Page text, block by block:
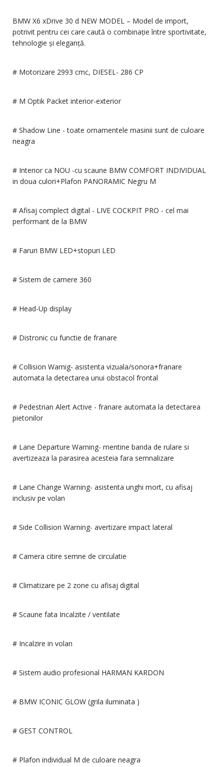
BMW X6 xDrive 30 d NEW MODEL – Model de import,
potrivit pentru cei care caută o combinație între sportivitate,
tehnologie și eleganță.
# Motorizare 2993 cmc, DIESEL- 286 CP
# M Optik Packet interior-exterior
# Shadow Line - toate ornamentele masinii sunt de culoare
neagra
# Interior ca NOU -cu scaune BMW COMFORT INDIVIDUAL
in doua culori+Plafon PANORAMIC Negru M
# Afisaj complect digital - LIVE COCKPIT PRO - cel mai
performant de la BMW
# Faruri BMW LED+stopuri LED
# Sistem de camere 360
# Head-Up display
# Distronic cu functie de franare
# Collision Warnig- asistenta vizuala/sonora+franare
automata la detectarea unui obstacol frontal
# Pedestrian Alert Active - franare automata la detectarea
pietonilor
# Lane Departure Warning- mentine banda de rulare si
avertizeaza la parasirea acesteia fara semnalizare
# Lane Change Warning- asistenta unghi mort, cu afisaj
inclusiv pe volan
# Side Collision Warning- avertizare impact lateral
# Camera citire semne de circulatie
# Climatizare pe 2 zone cu afisaj digital
# Scaune fata Incalzite / ventilate
# Incalzire in volan
# Sistem audio profesional HARMAN KARDON
# BMW ICONIC GLOW (grila iluminata )
# GEST CONTROL
# Plafon individual M de culoare neagra